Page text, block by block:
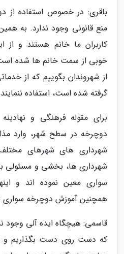
باقری: در خصوص استفاده از
منع قانونی وجود ندارد. به
کاربران ما خانم هستند و از
خوبی از سمت خانم ها شده
از شهروندان بگوییم که از
گرفته شده است، استفاده
برای مقوله فرهنگی و
دوچرخه در سطح شهر، وارد
شهرداری های شهرهای
شهرداری ها، بخشی و مسئولی
سواری معین نموده اند و
همچنین آموزش دوچرخه
قاسمی: هیچگاه ایده آلی وجود
که دست روی دست بگذاریم و